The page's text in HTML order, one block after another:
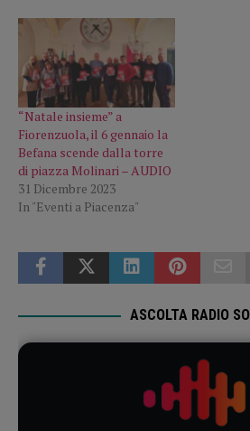
“Natale insieme” a
Fiorenzuola, il 6 gennaio la
Befana scende dalla torre
di piazza Molinari – AUDIO
31 Dicembre 2023
In "Eventi a Piacenza"
ASCOLTA RADIO